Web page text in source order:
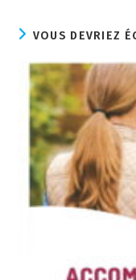
VOUS DEVRIEZ